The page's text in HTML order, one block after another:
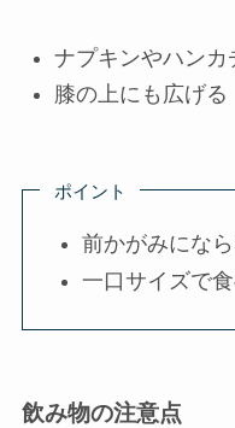
ナプキンやハンカ
膝の上にも広げる
ポイント
前かがみにな
一口サイズで
飲み物の注意点